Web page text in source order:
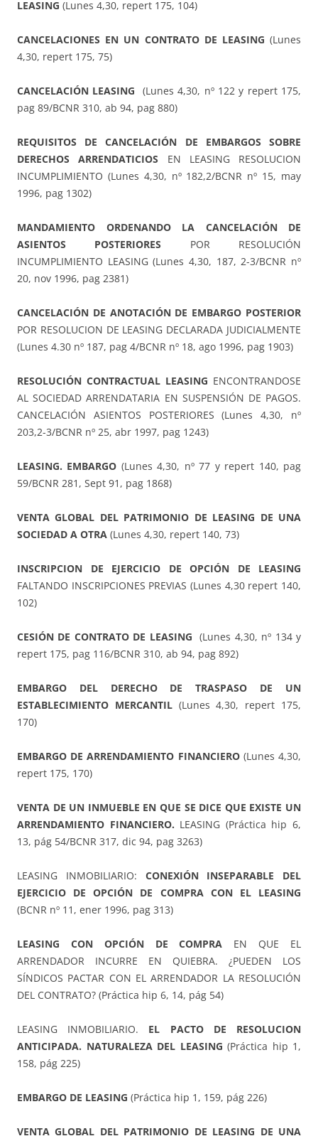
LEASING (Lunes 4,30, repert 175, 104)
CANCELACIONES EN UN CONTRATO DE LEASING (Lunes
4,30, repert 175, 75)
CANCELACIÓN LEASING (Lunes 4,30, nº 122 y repert 175,
pag 89/BCNR 310, ab 94, pag 880)
REQUISITOS DE CANCELACIÓN DE EMBARGOS SOBRE
DERECHOS ARRENDATICIOS EN LEASING RESOLUCION
INCUMPLIMIENTO (Lunes 4,30, nº 182,2/BCNR nº 15, may
1996, pag 1302)
MANDAMIENTO ORDENANDO LA CANCELACIÓN DE
ASIENTOS POSTERIORES POR RESOLUCIÓN
INCUMPLIMIENTO LEASING (Lunes 4,30, 187, 2-3/BCNR nº
20, nov 1996, pag 2381)
CANCELACIÓN DE ANOTACIÓN DE EMBARGO POSTERIOR
POR RESOLUCION DE LEASING DECLARADA JUDICIALMENTE
(Lunes 4.30 nº 187, pag 4/BCNR nº 18, ago 1996, pag 1903)
RESOLUCIÓN CONTRACTUAL LEASING ENCONTRANDOSE
AL SOCIEDAD ARRENDATARIA EN SUSPENSIÓN DE PAGOS.
CANCELACIÓN ASIENTOS POSTERIORES (Lunes 4,30, nº
203,2-3/BCNR nº 25, abr 1997, pag 1243)
LEASING. EMBARGO (Lunes 4,30, nº 77 y repert 140, pag
59/BCNR 281, Sept 91, pag 1868)
VENTA GLOBAL DEL PATRIMONIO DE LEASING DE UNA
SOCIEDAD A OTRA (Lunes 4,30, repert 140, 73)
INSCRIPCION DE EJERCICIO DE OPCIÓN DE LEASING
FALTANDO INSCRIPCIONES PREVIAS (Lunes 4,30 repert 140,
102)
CESIÓN DE CONTRATO DE LEASING (Lunes 4,30, nº 134 y
repert 175, pag 116/BCNR 310, ab 94, pag 892)
EMBARGO DEL DERECHO DE TRASPASO DE UN
ESTABLECIMIENTO MERCANTIL(Lunes 4,30, repert 175,
170)
EMBARGO DE ARRENDAMIENTO FINANCIERO(Lunes 4,30,
repert 175, 170)
VENTA DE UN INMUEBLE EN QUE SE DICE QUE EXISTE UN
ARRENDAMIENTO FINANCIERO. LEASING (Práctica hip 6,
13, pág 54/BCNR 317, dic 94, pag 3263)
LEASING INMOBILIARIO: CONEXIÓN INSEPARABLE DEL
EJERCICIO DE OPCIÓN DE COMPRA CON EL LEASING
(BCNR nº 11, ener 1996, pag 313)
LEASING CON OPCIÓN DE COMPRA EN QUE EL
ARRENDADOR INCURRE EN QUIEBRA. ¿PUEDEN LOS
SÍNDICOS PACTAR CON EL ARRENDADOR LA RESOLUCIÓN
DEL CONTRATO? (Práctica hip 6, 14, pág 54)
LEASING INMOBILIARIO. EL PACTO DE RESOLUCION
ANTICIPADA. NATURALEZA DEL LEASING (Práctica hip 1,
158, pág 225)
EMBARGO DE LEASING (Práctica hip 1, 159, pág 226)
VENTA GLOBAL DEL PATRIMONIO DE LEASING DE UNA